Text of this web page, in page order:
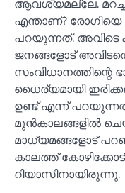
ആവശ്യമല്ലേ.
എന്താണ്? രോഗിയെ
പറയുന്നത്.
ജനങ്ങളോട്
സംവിധാനത്തിന്റെ
ധൈര്യമായി
ഉണ്ട് എന്ന്
മുന്‍കാലങ്ങളില്‍
മാധ്യമങ്ങളോട്
കാലത്ത്
റിയാസിനായിരുന്നു.